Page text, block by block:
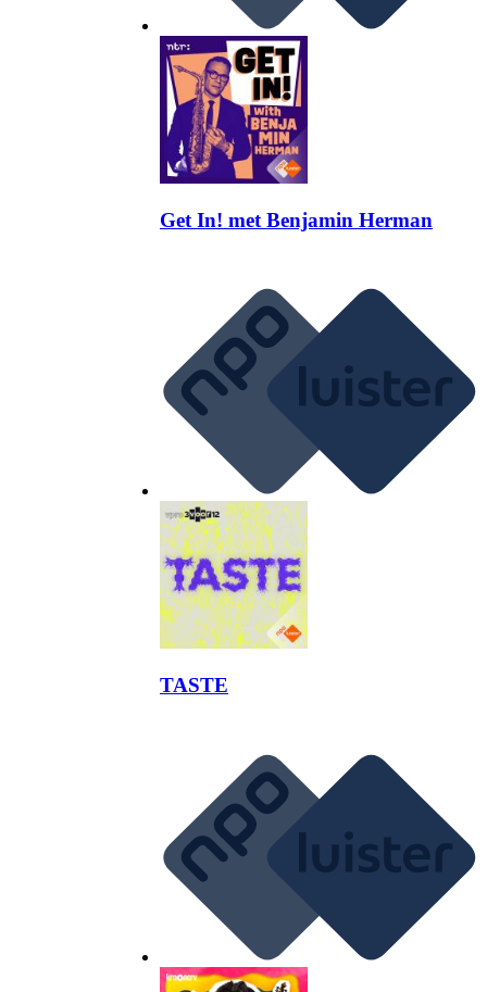
Get In! met Benjamin Herman
TASTE